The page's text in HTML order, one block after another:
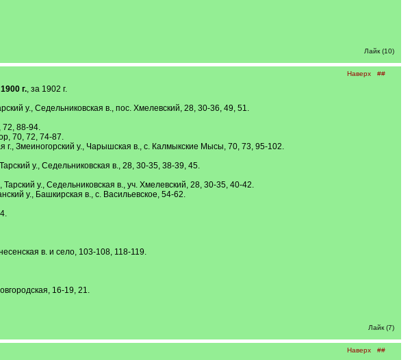
Лайк (10)
Наверх ##
1900 г., за 1902 г.
у., Седельниковская в., пос. Хмелевский, 28, 30-36, 49, 51.
72, 88-94.
70, 72, 74-87.
Змеиногорский у., Чарышская в., с. Калмыкские Мысы, 70, 73, 95-102.
у., Седельниковская в., 28, 30-35, 38-39, 45.
у., Седельниковская в., уч. Хмелевский, 28, 30-35, 40-42.
у., Башкирская в., с. Васильевское, 54-62.
в. и село, 103-108, 118-119.
16-19, 21.
Лайк (7)
Наверх ##